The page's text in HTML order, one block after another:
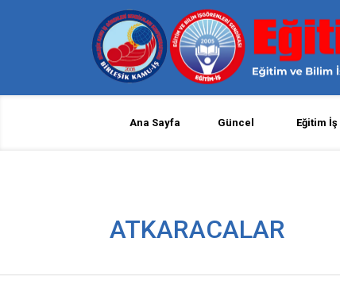
Ana Sayfa Güncel Eğitim İş
ATKARACALAR